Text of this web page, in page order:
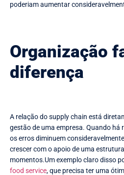
poderiam aumentar
Organização
diferença
A relação do supply chain está
gestão de uma empresa. Quando há
os erros diminuem
crescer com o apoio de uma
momentos.Um exemplo claro disso
food service, que precisa ter uma